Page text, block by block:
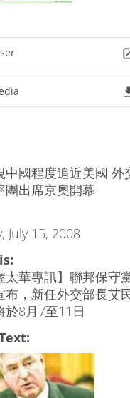
中國程度追近美國 外
團出席京奧開幕
July 15, 2008
太華專訊】聯邦保守
布，新任外交部長艾
於8月7至11日